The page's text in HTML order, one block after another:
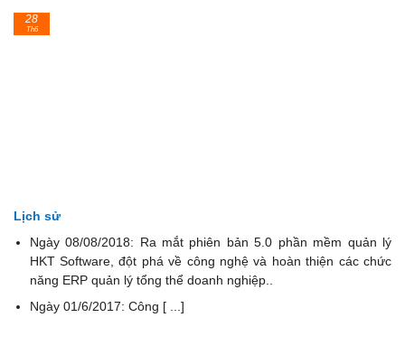
Lịch sử
Ngày 08/08/2018: Ra mắt phiên bản 5.0 phần mềm quản lý
HKT Software, đột phá về công nghệ và hoàn thiện các chức
năng ERP quản lý tổng thể doanh nghiệp..
Ngày 01/6/2017: Công [ ...]
28
Th6